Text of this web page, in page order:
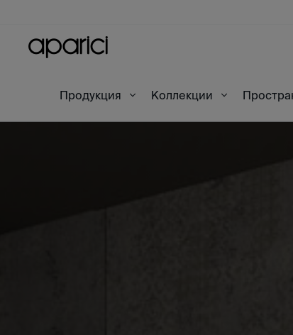
Продукция Коллекции
Начало Комнатные сцены Rug Grey